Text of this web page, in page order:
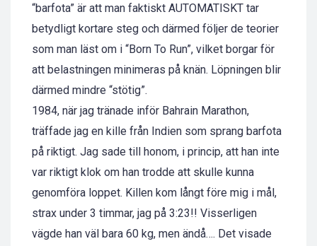
“barfota” är att man faktiskt AUTOMATISKT tar
betydligt kortare steg och därmed följer de teorier
som man läst om i “Born To Run”, vilket borgar för
att belastningen minimeras på knän. Löpningen blir
därmed mindre “stötig”.
1984, när jag tränade inför Bahrain Marathon,
träffade jag en kille från Indien som sprang barfota
på riktigt. Jag sade till honom, i princip, att han inte
var riktigt klok om han trodde att skulle kunna
genomföra loppet. Killen kom långt före mig i mål,
strax under 3 timmar, jag på 3:23!! Visserligen
vägde han väl bara 60 kg, men ändå…. Det visade